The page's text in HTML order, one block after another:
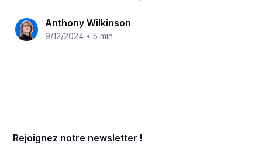
Anthony Wilkinson
9/12/2024 • 5 min
Rejoignez notre newsletter !